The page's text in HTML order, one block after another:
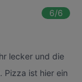
6/6
lecker und die
Pizza ist hier ein